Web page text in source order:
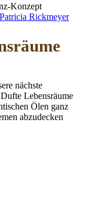
Patricia Rickmeyer
nächste
Lebensräume
Ölen ganz
abzudecken